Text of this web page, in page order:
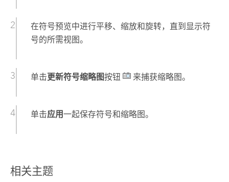
在符号预览中进行平移、缩放和旋转，直到显示符
号的所需视图。
单击更新符号缩略图按钮 来捕获缩略图。
单击应用一起保存符号和缩略图。
相关主题